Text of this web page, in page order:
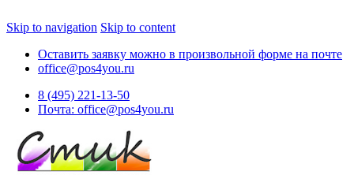
Skip to navigation Skip to content
Оставить заявку можно в произвольной форме на почте
office@pos4you.ru
8 (495) 221-13-50
Почта: office@pos4you.ru